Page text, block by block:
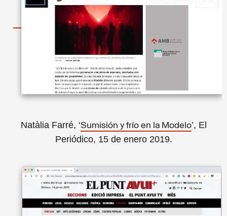
Natàlia Farré, ‘Sumisión y frío en la Modelo’, El
Periódico, 15 de enero 2019.